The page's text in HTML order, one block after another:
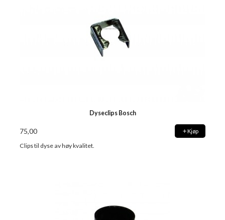
Dyseclips Bosch
75,00 Kjøp
Clips til dyse av høy kvalitet.